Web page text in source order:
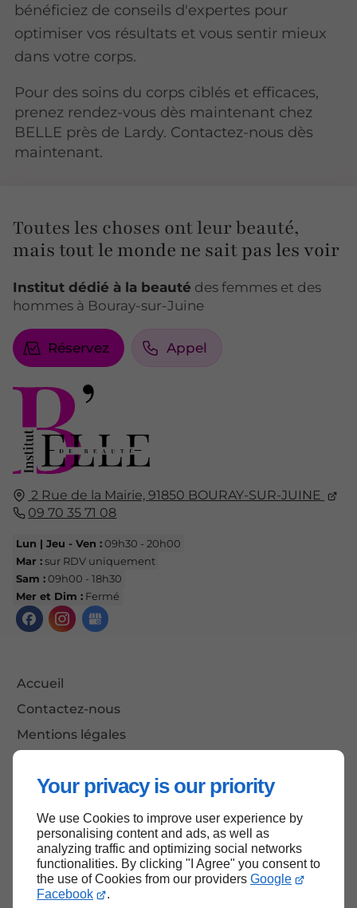
Your privacy is our priority
We use Cookies to improve user experience by
personalising content and ads, as well as
analyzing traffic and optimizing social networks
functionalities. By clicking "I Agree" you consent to
the use of Cookies from our providers Google
Facebook
.
bénéficiez de conseils d'expertes pour
optimiser vos résultats et vous sentir mieux
dans votre corps.
Pour des soins du corps ciblés et efficaces,
prenez rendez-vous dès maintenant chez
BELLE près de Lardy. Contactez-nous dès
maintenant.
2 Rue de la Mairie,91850 BOURAY-SUR-JUINE
09 70 35 71 08
Lun | Jeu - Ven :09h30 - 20h00
Mar :sur RDV uniquement
Sam :09h00 - 18h30
Mer et Dim : Fermé
Accueil
Contactez-nous
Mentions légales
Toutes les choses ont leur beauté,
mais tout le monde ne sait pas les voir
Institut dédié à la beauté des femmes et des
hommes à Bouray-sur-Juine
Réservez Appel
Haut de page